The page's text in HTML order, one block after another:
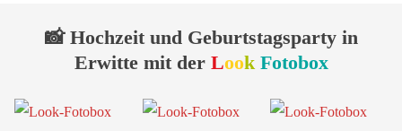
📸 Hochzeit und Geburtstagsparty in
Erwitte mit der Look Fotobox